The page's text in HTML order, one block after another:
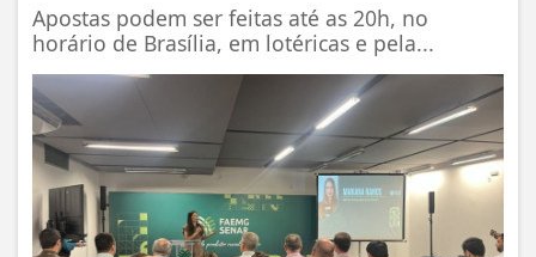
Apostas podem ser feitas até as 20h, no
horário de Brasília, em lotéricas e pela...